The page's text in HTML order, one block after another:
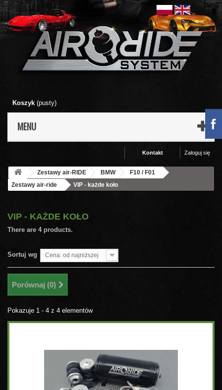
Koszyk (pusty)
MENU
Zaloguj się
Kontakt
Zestawy air-RIDE BMW
F10 / F01
Zestawy air-ride
VIP - każde koło
VIP - KAŻDE KOŁO
There are 4 products.
Sortuj wg Cena: od najniższej
Porównaj (0)
Pokazuje 1 - 4 z 4 elementów